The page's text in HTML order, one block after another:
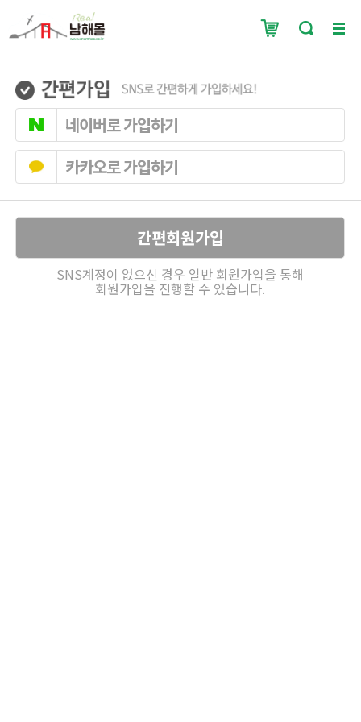
네이버로 가입하기
카카오로 가입하기
간편회원가입
SNS계정이 없으신 경우 일반 회원가입을 통해
회원가입을 진행할 수 있습니다.